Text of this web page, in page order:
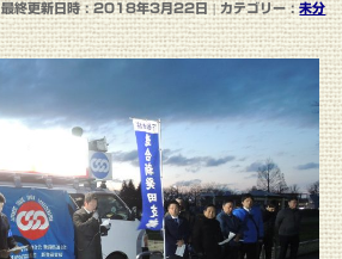
最終更新日時 : 2018年3月22日 カテゴリー :未分